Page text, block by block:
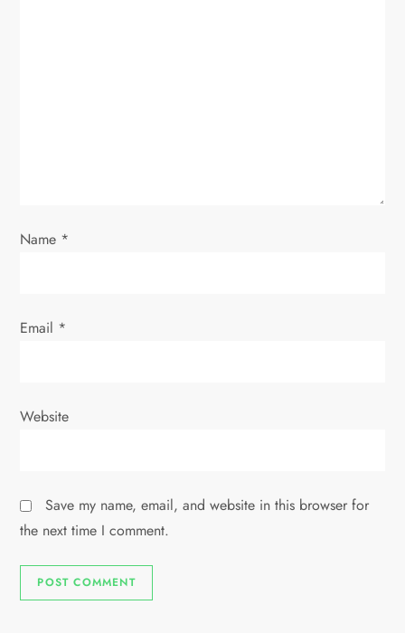
n
Name *
Email *
Website
Save my name, email, and website in this browser for
the next time I comment.